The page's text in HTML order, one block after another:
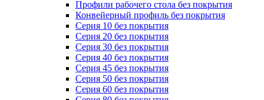
Профили рабочего стола без покрытия
Конвейерный профиль без покрытия
Серия 10 без покрытия
Серия 20 без покрытия
Серия 30 без покрытия
Серия 40 без покрытия
Серия 45 без покрытия
Серия 50 без покрытия
Серия 60 без покрытия